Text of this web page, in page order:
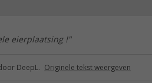
eierplaatsing !"
DeepL. Originele tekst weergeven